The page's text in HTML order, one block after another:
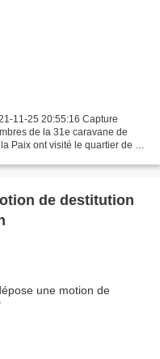
11-25 20:55:16 Capture
de la 31e caravane de
Paix ont visité le quartier de La
de destitution